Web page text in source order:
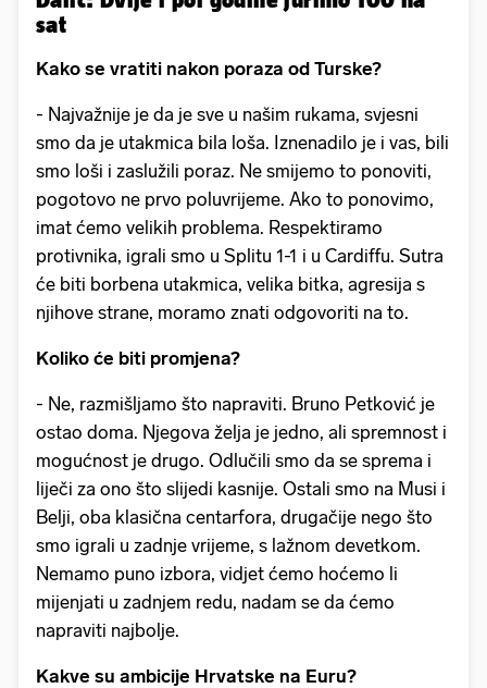
sat
Kako se vratiti nakon poraza od Turske?
- Najvažnije je da je sve u našim rukama, svjesni
smo da je utakmica bila loša. Iznenadilo je i vas, bili
smo loši i zaslužili poraz. Ne smijemo to ponoviti,
pogotovo ne prvo poluvrijeme. Ako to ponovimo,
imat ćemo velikih problema. Respektiramo
protivnika, igrali smo u Splitu 1-1 i u Cardiffu. Sutra
će biti borbena utakmica, velika bitka, agresija s
njihove strane, moramo znati odgovoriti na to.
Koliko će biti promjena?
- Ne, razmišljamo što napraviti. Bruno Petković je
ostao doma. Njegova želja je jedno, ali spremnost i
mogućnost je drugo. Odlučili smo da se sprema i
liječi za ono što slijedi kasnije. Ostali smo na Musi i
Belji, oba klasična centarfora, drugačije nego što
smo igrali u zadnje vrijeme, s lažnom devetkom.
Nemamo puno izbora, vidjet ćemo hoćemo li
mijenjati u zadnjem redu, nadam se da ćemo
napraviti najbolje.
Kakve su ambicije Hrvatske na Euru?